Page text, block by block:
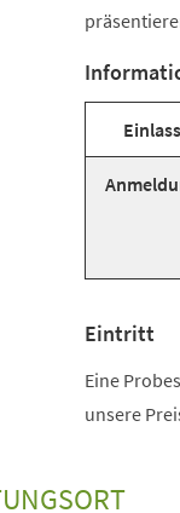
Einlass
Eintritt
Eine
unsere